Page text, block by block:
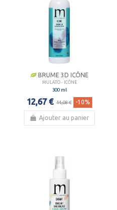
BRUME 3D ICÔNE
MULATO - ICÔNE
300 ml
12,67 € 14,08 € -10%
Ajouter au panier